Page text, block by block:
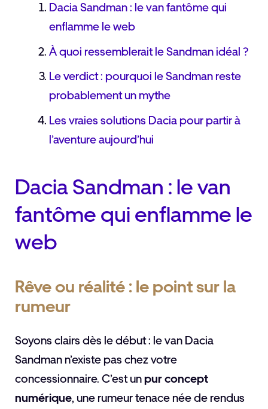
Dacia Sandman : le van fantôme qui
enflamme le web
À quoi ressemblerait le Sandman idéal ?
Le verdict : pourquoi le Sandman reste
probablement un mythe
Les vraies solutions Dacia pour partir à
l’aventure aujourd’hui
Dacia Sandman : le van
fantôme qui enflamme le
web
Rêve ou réalité : le point sur la
rumeur
Soyons clairs dès le début : le van Dacia
Sandman n’existe pas chez votre
concessionnaire. C’est unpur concept
numérique, une rumeur tenace née de rendus